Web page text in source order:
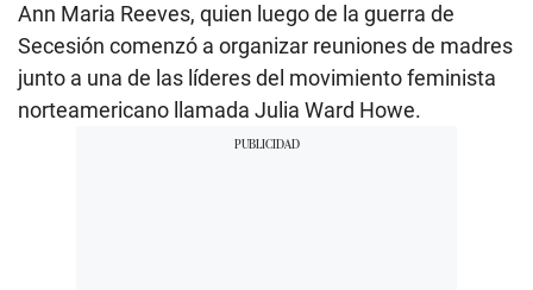
Ann Maria Reeves, quien luego de la guerra de
Secesión comenzó a organizar reuniones de madres
junto a una de las líderes del movimiento feminista
norteamericano llamada Julia Ward Howe.